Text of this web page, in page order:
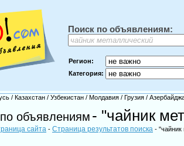
Поиск по объявлениям:
Регион:
Категория:
/ Казахстан / Узбекистан / Молдавия / Грузия /
объявлениям - "чайник
сайта - Страница результатов поиска - "чайник